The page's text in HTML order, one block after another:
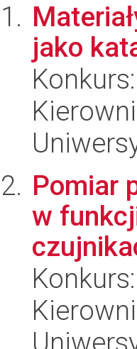
jako
Konkurs:
Pomiar
w
Konkurs: